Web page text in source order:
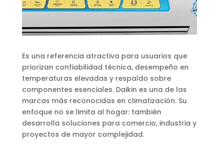
Es una referencia atractiva para usuarios que
priorizan confiabilidad técnica, desempeño en
temperaturas elevadas y respaldo sobre
componentes esenciales. Daikin es una de las
marcas más reconocidas en climatización. Su
enfoque no se limita al hogar: también
desarrolla soluciones para comercio, industria y
proyectos de mayor complejidad.